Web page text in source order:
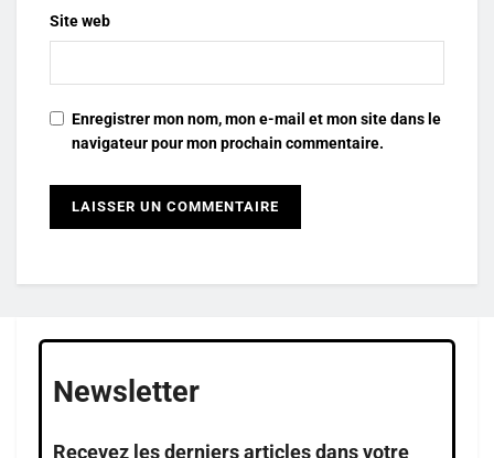
Site web
Enregistrer mon nom, mon e-mail et mon site dans le
navigateur pour mon prochain commentaire.
Newsletter
Recevez les derniers articles dans votre